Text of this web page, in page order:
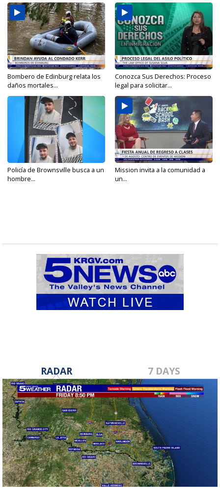
Bombero de Edinburg relata los
daños mortales...
Conozca Sus Derechos: Proceso
legal para solicitar...
Policía de Brownsville busca a un
hombre...
Mission invita a la comunidad a
un...
RADAR 7 DAYS